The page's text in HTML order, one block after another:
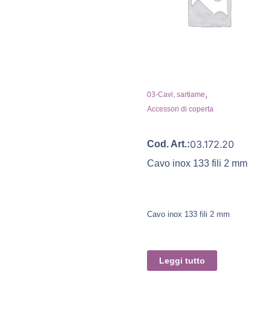
03-Cavi, sartiame,
Accessori di coperta
Cod. Art.:03.172.20
Cavo inox 133 fili 2 mm
Cavo inox 133 fili 2 mm
Leggi tutto